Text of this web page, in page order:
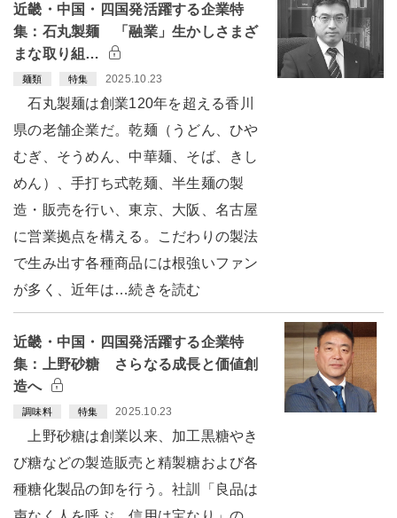
近畿・中国・四国発活躍する企業特
集：石丸製麺 「融業」生かしさまざ
まな取り組…
麺類 特集 2025.10.23
石丸製麺は創業120年を超える香川
県の老舗企業だ。乾麺（うどん、ひや
むぎ、そうめん、中華麺、そば、きし
めん）、手打ち式乾麺、半生麺の製
造・販売を行い、東京、大阪、名古屋
に営業拠点を構える。こだわりの製法
で生み出す各種商品には根強いファン
が多く、近年は…続きを読む
近畿・中国・四国発活躍する企業特
集：上野砂糖 さらなる成長と価値創
造へ
調味料 特集 2025.10.23
上野砂糖は創業以来、加工黒糖やき
び糖などの製造販売と精製糖および各
種糖化製品の卸を行う。社訓「良品は